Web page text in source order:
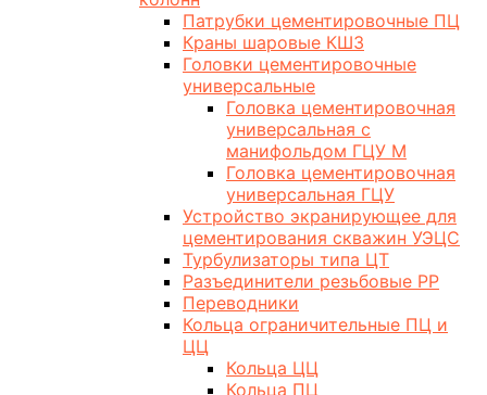
Патрубки цементировочные ПЦ
Краны шаровые КШЗ
Головки цементировочные
универсальные
Головка цементировочная
универсальная с
манифольдом ГЦУ М
Головка цементировочная
универсальная ГЦУ
Устройство экранирующее для
цементирования скважин УЭЦС
Турбулизаторы типа ЦТ
Разъединители резьбовые РР
Переводники
Кольца ограничительные ПЦ и
ЦЦ
Кольца ЦЦ
Кольца ПЦ